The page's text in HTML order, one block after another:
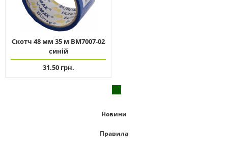
Скотч 48 мм 35 м ВМ7007-02
синій
31.50 грн.
Новини
Правила